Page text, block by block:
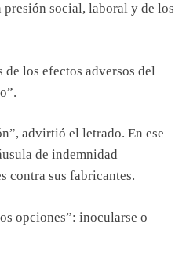
social, laboral y de los
los efectos adversos del
advirtió el letrado. En ese
de indemnidad
contra sus fabricantes.
opciones”: inocularse o